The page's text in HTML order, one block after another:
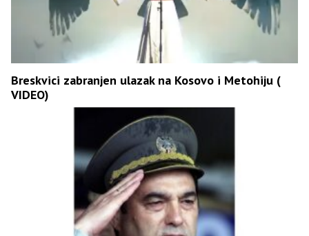
Breskvici zabranjen ulazak na Kosovo i Metohiju (
VIDEO)